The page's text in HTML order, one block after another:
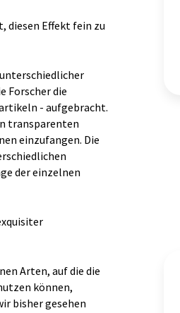
diesen Effekt fein zu
Forscher die
- aufgebracht.
transparenten
einzufangen. Die
der einzelnen
Arten, auf die die
können,
bisher gesehen